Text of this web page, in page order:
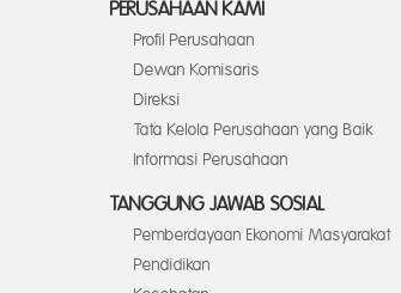
PERUSAHAAN KAMI
Profil Perusahaan
Dewan Komisaris
Direksi
Tata Kelola Perusahaan yang Baik
Informasi Perusahaan
TANGGUNG JAWAB SOSIAL
Pemberdayaan Ekonomi Masyarakat
Pendidikan